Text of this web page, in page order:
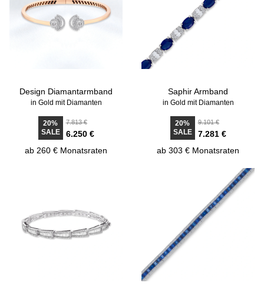
Design Diamantarmband
in Gold mit Diamanten
20%
SALE
7.813 €
6.250 €
ab 260 € Monatsraten
Saphir Armband
in Gold mit Diamanten
20%
SALE
9.101 €
7.281 €
ab 303 € Monatsraten